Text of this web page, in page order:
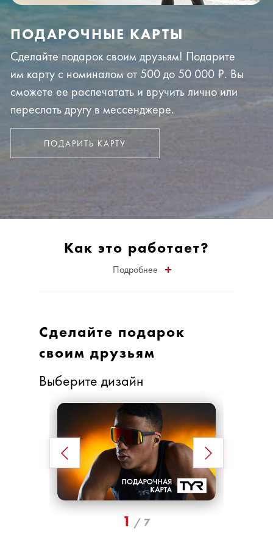
ПОДАРОЧНЫЕ КАРТЫ
Сделайте подарок своим друзьям! Подарите
им карту с номиналом от 500 до 50 000 ₽. Вы
сможете ее распечатать и вручить лично или
переслать другу в мессенджере.
ПОДАРИТЬ КАРТУ
Как это работает?
Подробнее
Сделайте подарок
своим друзьям
Выберите дизайн
1 / 7